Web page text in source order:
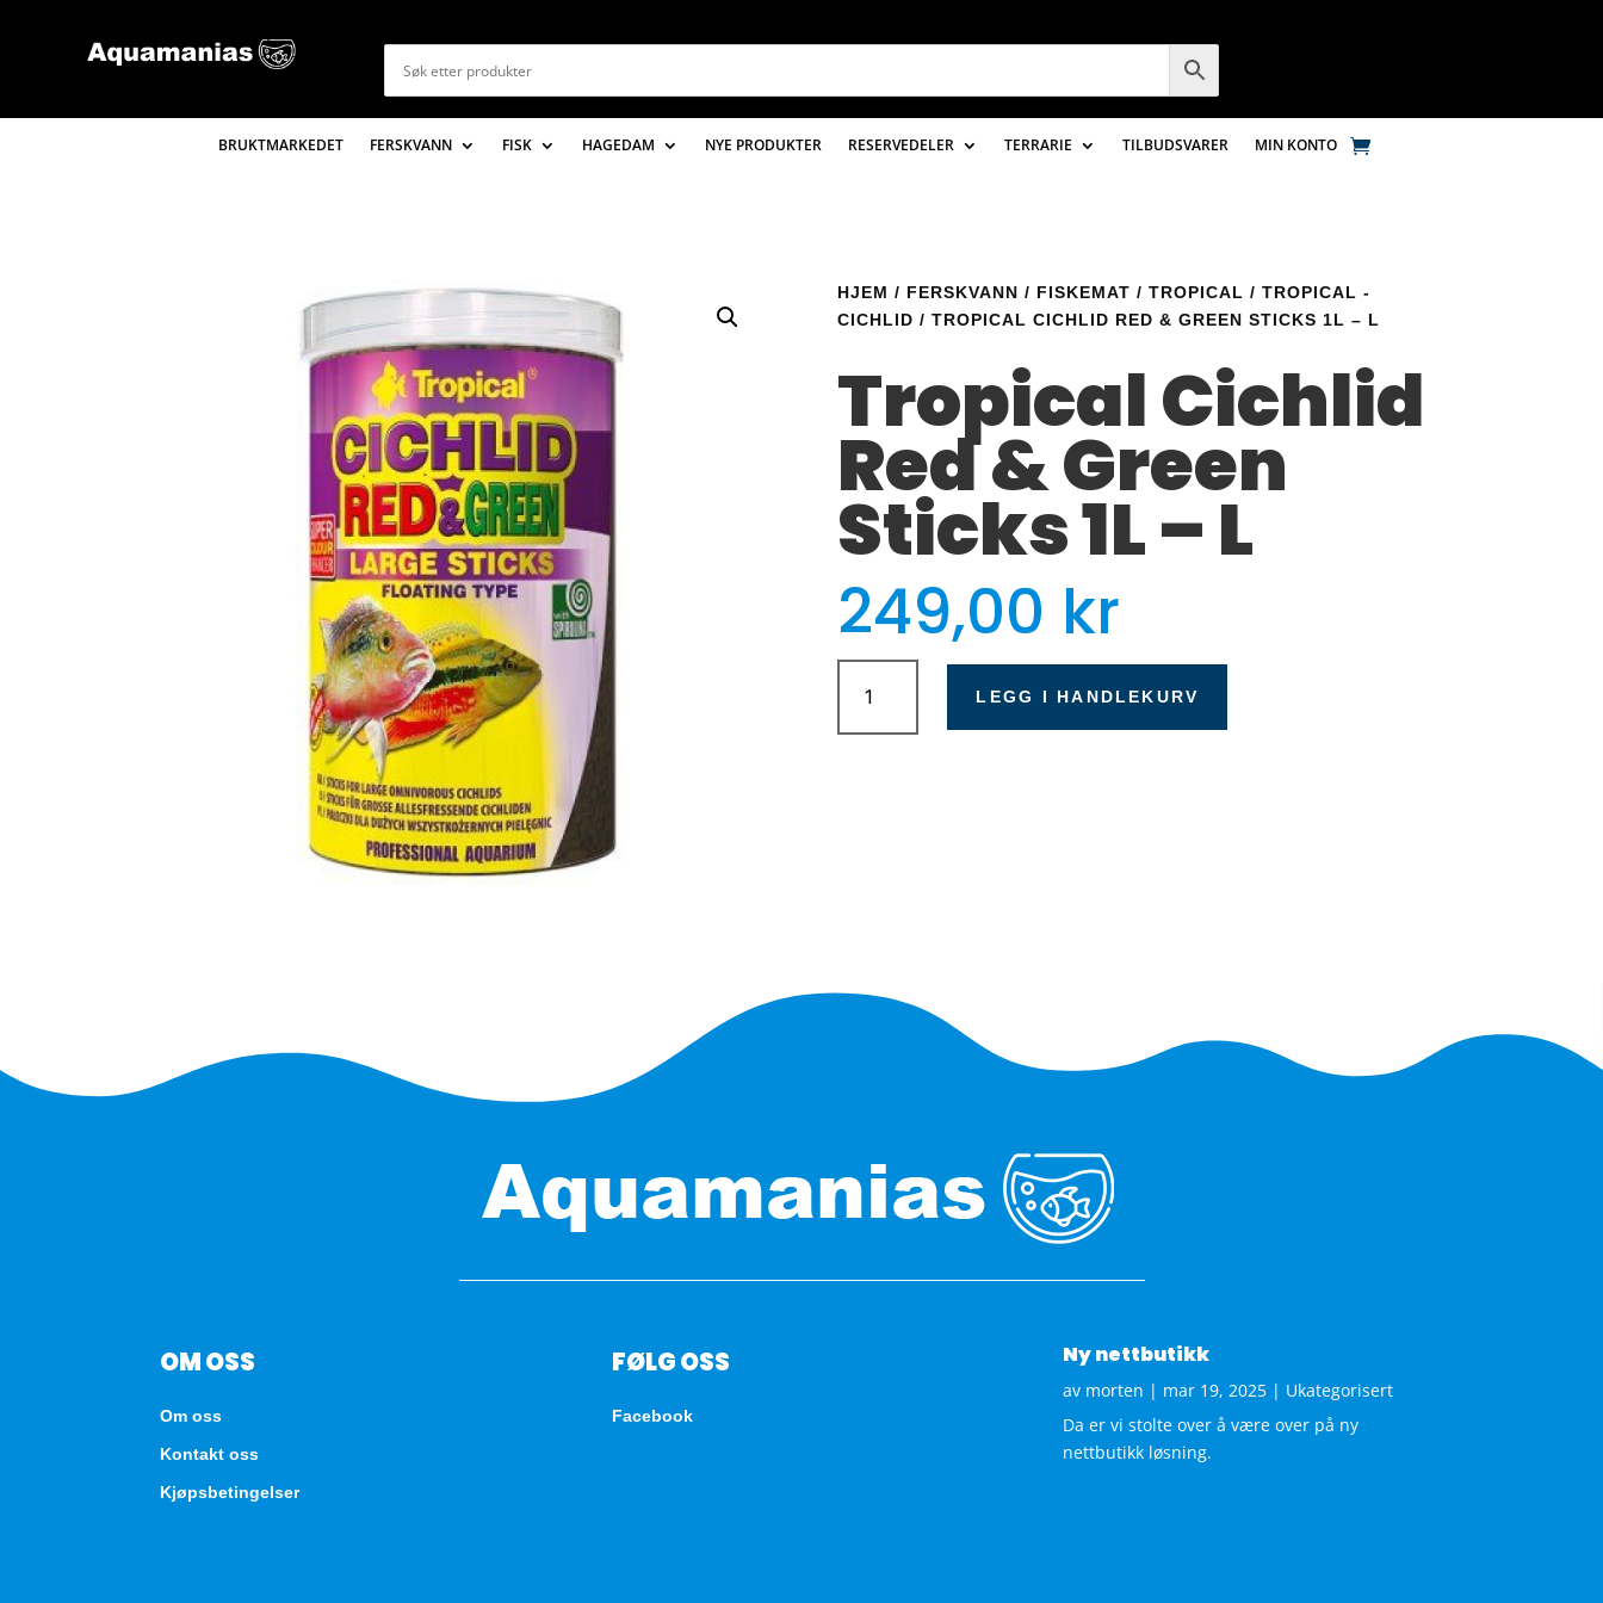
BRUKTMARKEDET FERSKVANN FISK HAGEDAM NYE PRODUKTER RESERVEDELER TERRARIE TILBUDSVARER MIN KONTO
HJEM / FERSKVANN / FISKEMAT / TROPICAL / TROPICAL -
CICHLID / TROPICAL CICHLID RED & GREEN STICKS 1L – L
Tropical Cichlid
Red & Green
Sticks 1L – L
249,00 kr
Tropical
Cichlid
Red
LEGG I HANDLEKURV
OM OSS
Om oss
Kontakt oss
Kjøpsbetingelser
FØLG OSS
Facebook
Ny nettbutikk
av morten | mar 19, 2025| Ukategorisert
Da er vi stolte over å være over på ny
nettbutikk løsning.